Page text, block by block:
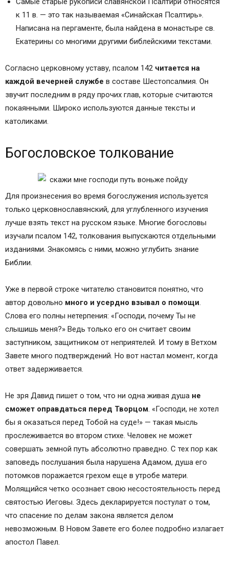
к 11 в. — это так называемая «Синайская Псалтирь».
Написана на пергаменте, была найдена в монастыре св.
Екатерины со многими другими библейскими текстами.
Согласно церковному уставу, псалом 142 читается на
каждой вечерней службе в составе Шестопсалмия. Он
звучит последним в ряду прочих глав, которые считаются
покаянными. Широко используются данные тексты и
католиками.
Богословское толкование
Для произнесения во время богослужения используется
только церковнославянский, для углубленного изучения
лучше взять текст на русском языке. Многие богословы
изучали псалом 142, толкования выпускаются отдельными
изданиями. Знакомясь с ними, можно углубить знание
Библии.
Уже в первой строке читателю становится понятно, что
автор довольно много и усердно взывал о помощи.
Слова его полны нетерпения: «Господи, почему Ты не
слышишь меня?» Ведь только его он считает своим
заступником, защитником от неприятелей. И тому в Ветхом
Завете много подтверждений. Но вот настал момент, когда
ответ задерживается.
Не зря Давид пишет о том, что ни одна живая душа не
сможет оправдаться перед Творцом. «Господи, не хотел
бы я оказаться перед Тобой на суде!» — такая мысль
прослеживается во втором стихе. Человек не может
совершать земной путь абсолютно праведно. С тех пор как
заповедь послушания была нарушена Адамом, душа его
потомков поражается грехом еще в утробе матери.
Молящийся четко осознает свою несостоятельность перед
святостью Иеговы. Здесь декларируется постулат о том,
что спасение по делам закона является делом
невозможным. В Новом Завете его более подробно излагает
апостол Павел.